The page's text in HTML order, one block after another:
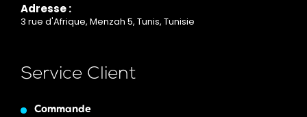
Adresse :
3 rue d'Afrique, Menzah 5, Tunis, Tunisie
Service Client
Commande